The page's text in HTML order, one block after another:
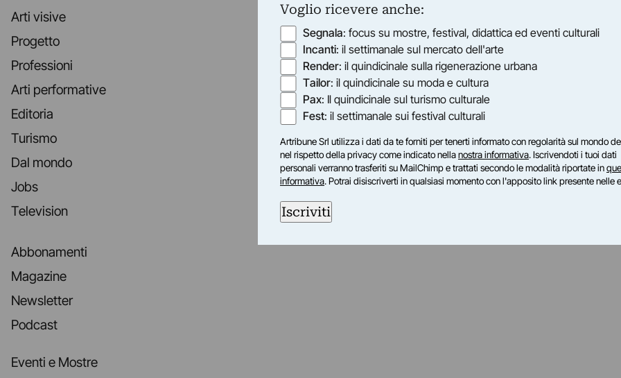
Arti visive
Progetto
Professioni
Arti performative
Editoria
Turismo
Dal mondo
Jobs
Television
Abbonamenti
Magazine
Newsletter
Podcast
Eventi e Mostre
Voglio ricevere anche:
Segnala: focus su mostre, festival, didattica ed eventi culturali
Incanti: il settimanale sul mercato dell'arte
Render: il quindicinale sulla rigenerazione urbana
Tailor: il quindicinale su moda e cultura
Pax: Il quindicinale sul turismo culturale
Fest: il settimanale sui festival culturali
Artribune Srl utilizza i dati da te forniti per tenerti informato con regolarità sul mondo
nel rispetto della privacy come indicato nellanostra informativa. Iscrivendoti i tuoi dati
personali verranno trasferiti su MailChimp e trattati secondo le modalità riportate in
informativa. Potrai disiscriverti in qualsiasi momento con l'apposito link presente nelle
Iscriviti